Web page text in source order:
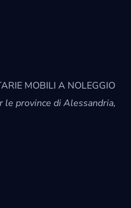
MOBILI A NOLEGGIO
le province di Alessandria,